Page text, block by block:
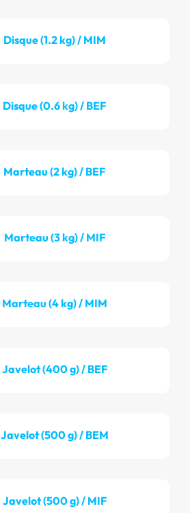
Disque (1.2 kg) / MIM
Disque (0.6 kg) / BEF
Marteau (2 kg) / BEF
Marteau (3 kg) / MIF
Marteau (4 kg) / MIM
Javelot (400 g) / BEF
Javelot (500 g) / BEM
Javelot (500 g) / MIF